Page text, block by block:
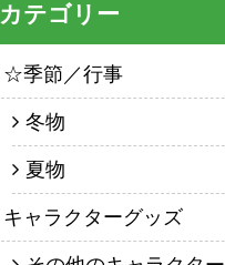
カテゴリー
☆季節／行事
冬物
夏物
キャラクターグッズ